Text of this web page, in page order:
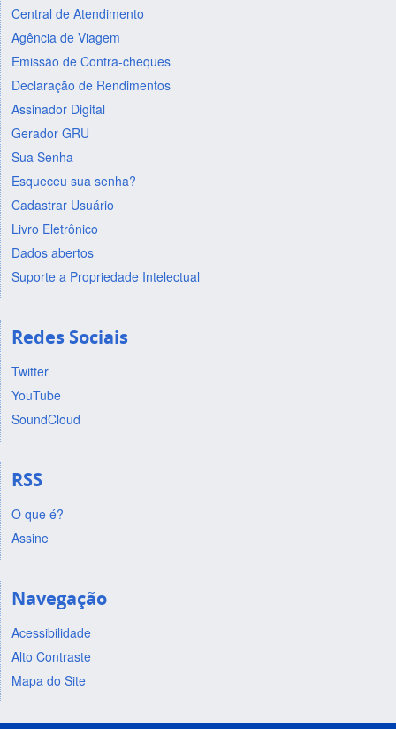
Central de Atendimento
Agência de Viagem
Emissão de Contra-cheques
Declaração de Rendimentos
Assinador Digital
Gerador GRU
Sua Senha
Esqueceu sua senha?
Cadastrar Usuário
Livro Eletrônico
Dados abertos
Suporte a Propriedade Intelectual
Redes Sociais
Twitter
YouTube
SoundCloud
RSS
O que é?
Assine
Navegação
Acessibilidade
Alto Contraste
Mapa do Site